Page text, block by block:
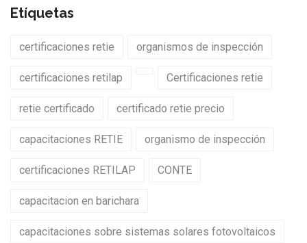
Etíquetas
certificaciones retie organismos de inspección
certificaciones retilap Certificaciones retie
retie certificado certificado retie precio
capacitaciones RETIE organismo de inspección
certificaciones RETILAP CONTE
capacitacion en barichara
capacitaciones sobre sistemas solares fotovoltaicos